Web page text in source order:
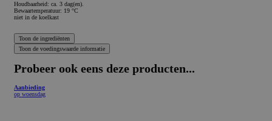
Houdbaarheid: ca. 3 dag(en).
Bewaartemperatuur: 19 °C
niet in de koelkast
Probeer ook eens deze producten...
Aanbieding
op woensdag